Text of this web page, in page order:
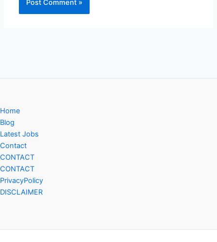
Home
Blog
Latest Jobs
Contact
CONTACT
CONTACT
PrivacyPolicy
DISCLAIMER